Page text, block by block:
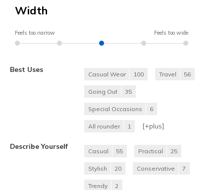
Width
Feels too narrow Feels too wide
Best Uses
Casual Wear 100 Travel 56
Going Out 35
Special Occasions 6
All rounder 1 [+plus]
Describe Yourself
Casual 55 Practical 25
Stylish 20 Conservative 7
Trendy 2